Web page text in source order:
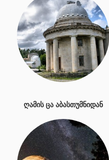
ᲦᲐᲛᲘᲡ ᲪᲐ ᲐᲑᲐᲡᲗᲣᲛᲜᲘᲓᲐᲜ